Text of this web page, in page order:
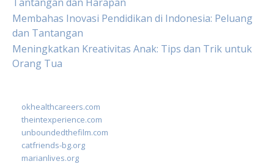
Membahas Inovasi Pendidikan di Indonesia: Peluang
dan Tantangan
Meningkatkan Kreativitas Anak: Tips dan Trik untuk
Orang Tua
okhealthcareers.com
theintexperience.com
unboundedthefilm.com
catfriends-bg.org
marianlives.org